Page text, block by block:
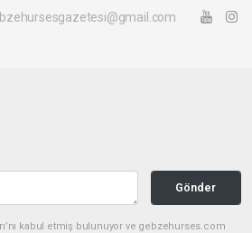
Gönder
kabul etmiş bulunuyor ve gebzehurses.com